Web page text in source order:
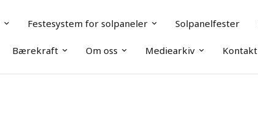
Festesystem for solpaneler Solpanelfester
Bærekraft Om oss Mediearkiv Kontakt